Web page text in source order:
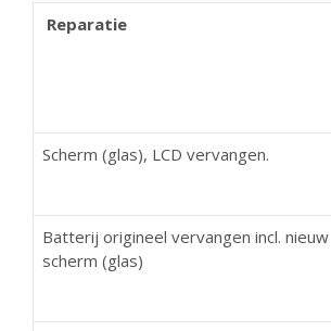
Reparatie
Scherm (glas), LCD vervangen.
Batterij origineel vervangen incl. nieuw
scherm (glas)